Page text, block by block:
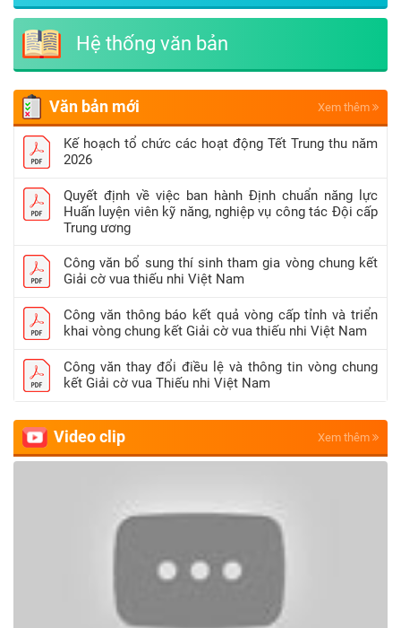
Hệ thống văn bản
Văn bản mới Xem thêm
Kế hoạch tổ chức các hoạt động Tết Trung thu năm
2026
Quyết định về việc ban hành Định chuẩn năng lực
Huấn luyện viên kỹ năng, nghiệp vụ công tác Đội cấp
Trung ương
Công văn bổ sung thí sinh tham gia vòng chung kết
Giải cờ vua thiếu nhi Việt Nam
Công văn thông báo kết quả vòng cấp tỉnh và triển
khai vòng chung kết Giải cờ vua thiếu nhi Việt Nam
Công văn thay đổi điều lệ và thông tin vòng chung
kết Giải cờ vua Thiếu nhi Việt Nam
Video clip Xem thêm